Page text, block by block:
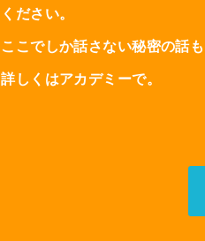
ください。
ここでしか話さない秘密の話も
詳しくはアカデミーで。